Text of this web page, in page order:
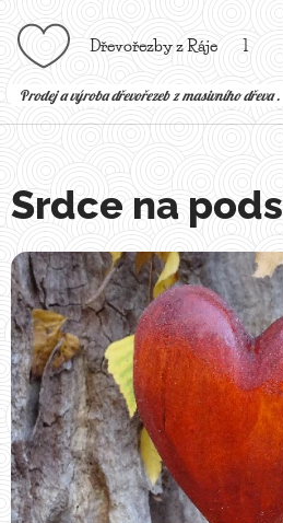
Dřevořezby z Ráje l
Prodej a výroba dřevořezeb z masivního dřeva .
Srdce na